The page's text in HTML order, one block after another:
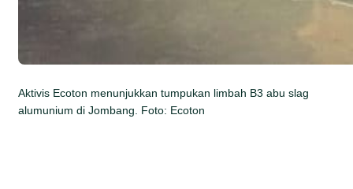
Aktivis Ecoton menunjukkan tumpukan limbah B3 abu slag
alumunium di Jombang. Foto: Ecoton